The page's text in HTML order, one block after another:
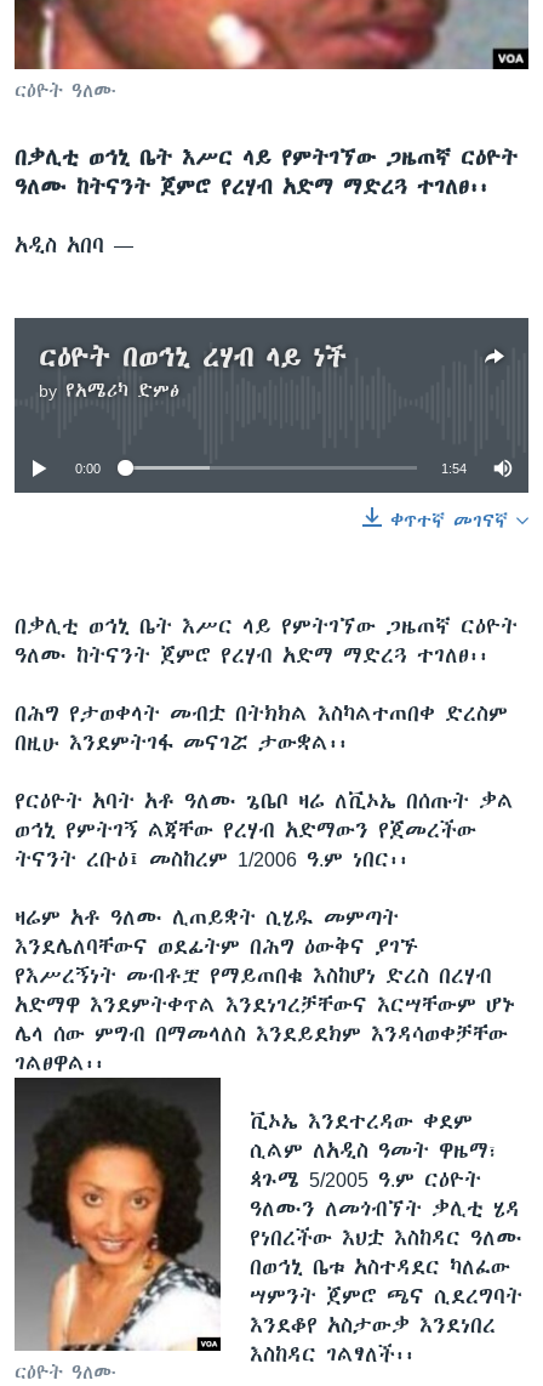
ቋንቋዎች
ርዕዮት ዓለሙ
በቃሊቲ ወኅኒ ቤት እሥር ላይ የምትገኘው ጋዜጠኛ ርዕዮት
ዓለሙ ከትናንት ጀምሮ የረሃብ አድማ ማድረጓ ተገለፀ፡፡
አዲስ አበባ —
ርዕዮት በወኅኒ ረሃብ ላይ ነች
by የአሜሪካ ድምፅ
No media source currently available
0:00 1:54
ቀጥተኛ መገናኛ
በቃሊቲ ወኅኒ ቤት እሥር ላይ የምትገኘው ጋዜጠኛ ርዕዮት
ዓለሙ ከትናንት ጀምሮ የረሃብ አድማ ማድረጓ ተገለፀ፡፡
በሕግ የታወቀላት መብቷ በትክክል እስካልተጠበቀ ድረስም
በዚሁ እንደምትገፋ መናገሯ ታውቋል፡፡
የርዕዮት አባት አቶ ዓለሙ ጌቤቦ ዛሬ ለቪኦኤ በሰጡት ቃል
ወኅኒ የምትገኝ ልጃቸው የረሃብ አድማውን የጀመረችው
ትናንት ረቡዕ፤ መስከረም 1/2006 ዓ.ም ነበር፡፡
ዛሬም አቶ ዓለሙ ሊጠይቋት ሲሄዱ መምጣት
እንደሌለባቸውና ወደፊትም በሕግ ዕውቅና ያገኙ
የእሥረኝነት መብቶቿ የማይጠበቁ እስከሆነ ድረስ በረሃብ
አድማዋ እንደምትቀጥል እንደነገረቻቸውና እርሣቸውም ሆኑ
ሌላ ሰው ምግብ በማመላለስ እንደይደክም እንዳሳወቀቻቸው
ገልፀዋል፡፡
ርዕዮት ዓለሙ
ቪኦኤ እንደተረዳው ቀደም
ሲልም ለአዲስ ዓመት ዋዜማ፣
ጳጉሜ 5/2005 ዓ.ም ርዕዮት
ዓለሙን ለመጎብኘት ቃሊቲ ሄዳ
የነበረችው እህቷ እስከዳር ዓለሙ
በወኅኒ ቤቱ አስተዳደር ካለፈው
ሣምንት ጀምሮ ጫና ሲደረግባት
እንደቆየ አስታውቃ እንደነበረ
እስከዳር ገልፃለች፡፡